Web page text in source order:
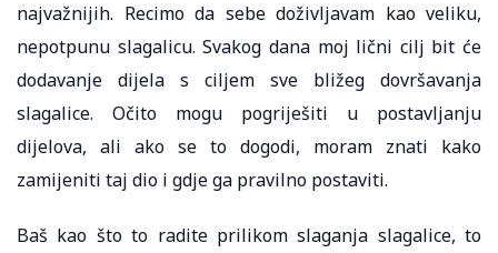
najvažnijih. Recimo da sebe doživljavam kao veliku,
nepotpunu slagalicu. Svakog dana moj lični cilj bit će
dodavanje dijela s ciljem sve bližeg dovršavanja
slagalice. Očito mogu pogriješiti u postavljanju
dijelova, ali ako se to dogodi, moram znati kako
zamijeniti taj dio i gdje ga pravilno postaviti.
Baš kao što to radite prilikom slaganja slagalice, to